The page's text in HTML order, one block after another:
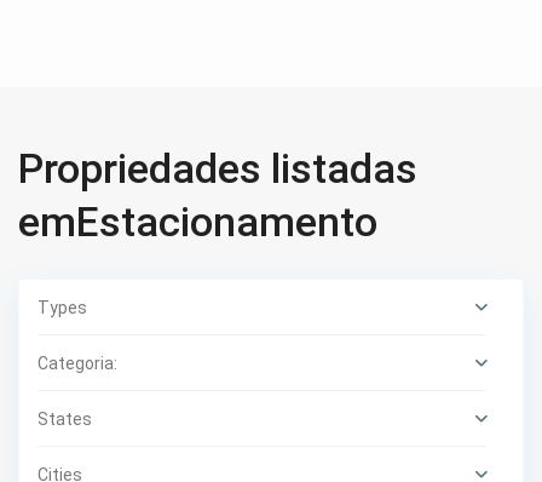
Propriedades listadas
emEstacionamento
Types
Categoria:
States
Cities